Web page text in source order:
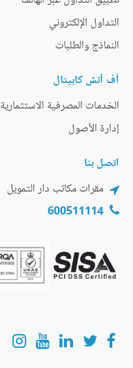
التداول الإلكتروني
النماذج والطلبات
أف أتش كابيتال
الخدمات المصرفية الاستثمارية
إدارة الأصول
اتصل بنا
مقرات مكاتب دار التمويل
600511114